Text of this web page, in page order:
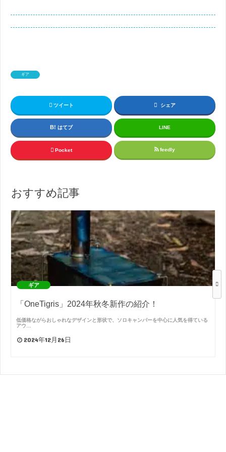
ギア
ツイート シェア
はてブ LINE
Pocket feedly
おすすめ記事
ギア
「OneTigris」2024年秋冬新作の紹介！
低価格ながらおしゃれなデザインと形状で、ソロキャンパーを中心に人気を得ている
アウ…
2024年12月26日